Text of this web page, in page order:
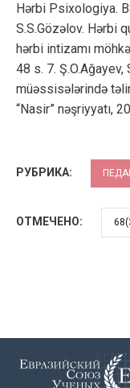
Hərbi Psixologiya.
S.S.Gözəlov. Hərbi
hərbi intizamı
48 s. 7.
müəssisələrində
“Nasir” nəşriyyatı,
РУБРИКА:
ОТМЕЧЕНО: